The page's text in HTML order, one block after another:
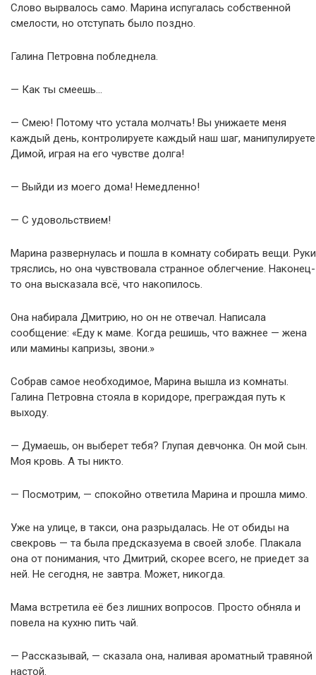
Слово вырвалось само. Марина испугалась собственной
смелости, но отступать было поздно.
Галина Петровна побледнела.
— Как ты смеешь…
— Смею! Потому что устала молчать! Вы унижаете меня
каждый день, контролируете каждый наш шаг, манипулируете
Димой, играя на его чувстве долга!
— Выйди из моего дома! Немедленно!
— С удовольствием!
Марина развернулась и пошла в комнату собирать вещи. Руки
тряслись, но она чувствовала странное облегчение. Наконец-
то она высказала всё, что накопилось.
Она набирала Дмитрию, но он не отвечал. Написала
сообщение: «Еду к маме. Когда решишь, что важнее — жена
или мамины капризы, звони.»
Собрав самое необходимое, Марина вышла из комнаты.
Галина Петровна стояла в коридоре, преграждая путь к
выходу.
— Думаешь, он выберет тебя? Глупая девчонка. Он мой сын.
Моя кровь. А ты никто.
— Посмотрим, — спокойно ответила Марина и прошла мимо.
Уже на улице, в такси, она разрыдалась. Не от обиды на
свекровь — та была предсказуема в своей злобе. Плакала
она от понимания, что Дмитрий, скорее всего, не приедет за
ней. Не сегодня, не завтра. Может, никогда.
Мама встретила её без лишних вопросов. Просто обняла и
повела на кухню пить чай.
— Рассказывай, — сказала она, наливая ароматный травяной
настой.